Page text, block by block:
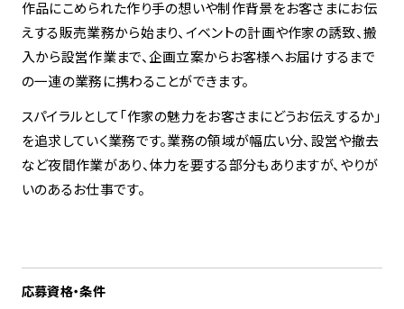
作品にこめられた作り手の想いや制作背景をお客さまにお伝
えする販売業務から始まり、イベントの計画や作家の誘致、搬
入から設営作業まで、企画立案からお客様へお届けするまで
の一連の業務に携わることができます。
スパイラルとして「作家の魅力をお客さまにどうお伝えするか」
を追求していく業務です。業務の領域が幅広い分、設営や撤去
など夜間作業があり、体力を要する部分もありますが、やりが
いのあるお仕事です。
応募資格・条件